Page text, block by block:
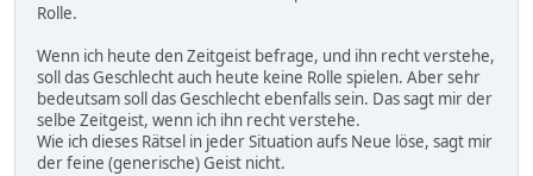
Rolle.
Wenn ich heute den Zeitgeist befrage, und ihn recht verstehe,
soll das Geschlecht auch heute keine Rolle spielen. Aber sehr
bedeutsam soll das Geschlecht ebenfalls sein. Das sagt mir der
selbe Zeitgeist, wenn ich ihn recht verstehe.
Wie ich dieses Rätsel in jeder Situation aufs Neue löse, sagt mir
der feine (generische) Geist nicht.